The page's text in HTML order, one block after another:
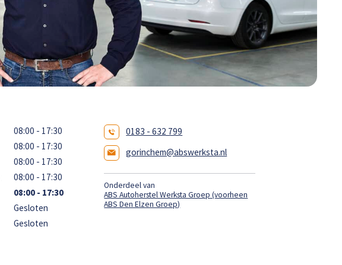
08:00 - 17:30
08:00 - 17:30
08:00 - 17:30
08:00 - 17:30
08:00 - 17:30
Gesloten
Gesloten
0183 - 632 799
gorinchem@abswerksta.nl
Onderdeel van
ABS Autoherstel Werksta Groep (voorheen
ABS Den Elzen Groep)